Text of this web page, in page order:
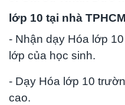
lớp 10 tại nhà TPHCM
- Nhận dạy Hóa lớp
lớp của học sinh.
- Dạy Hóa lớp 10
cao.